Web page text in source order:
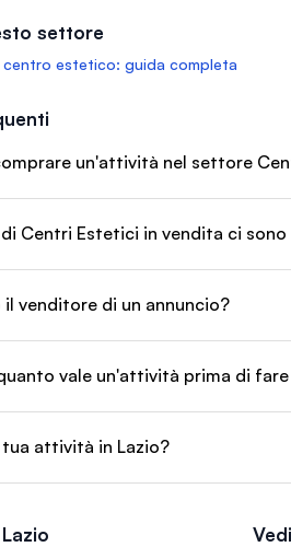
settore
centro estetico: guida completa
un'attività nel settore
Centri Estetici in vendita ci sono
venditore di un annuncio?
vale un'attività prima di
attività in Lazio?